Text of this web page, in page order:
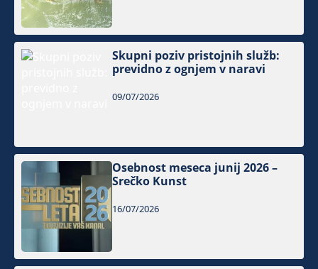
Skupni poziv pristojnih služb:
previdno z ognjem v naravi
09/07/2026
Osebnost meseca junij 2026 –
Srečko Kunst
16/07/2026